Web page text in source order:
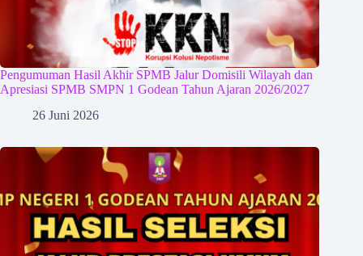
Pengumuman Hasil Akhir SPMB Jalur Domisili Wilayah dan
Apresiasi SPMB SMPN 1 Godean Tahun Ajaran 2026/2027
26 Juni 2026